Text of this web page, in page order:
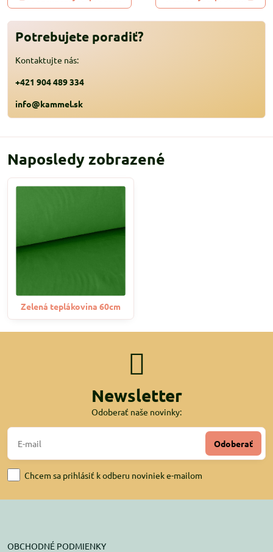
Potrebujete poradiť?
Kontaktujte nás:
+421 904 489 334
info@kammel.sk
Naposledy zobrazené
Zelená teplákovina 60cm
Newsletter
Odoberať naše novinky:
Odoberať
Chcem sa prihlásiť k odberu noviniek e-mailom
OBCHODNÉ PODMIENKY